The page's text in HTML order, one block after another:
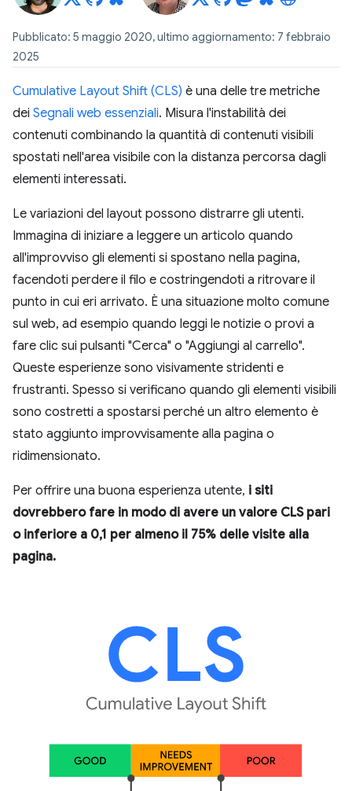
Pubblicato: 5 maggio 2020, ultimo aggiornamento: 7 febbraio
2025
Cumulative Layout Shift (CLS) è una delle tre metriche
dei Segnali web essenziali. Misura l'instabilità dei
contenuti combinando la quantità di contenuti visibili
spostati nell'area visibile con la distanza percorsa dagli
elementi interessati.
Le variazioni del layout possono distrarre gli utenti.
Immagina di iniziare a leggere un articolo quando
all'improvviso gli elementi si spostano nella pagina,
facendoti perdere il filo e costringendoti a ritrovare il
punto in cui eri arrivato. È una situazione molto comune
sul web, ad esempio quando leggi le notizie o provi a
fare clic sui pulsanti "Cerca" o "Aggiungi al carrello".
Queste esperienze sono visivamente stridenti e
frustranti. Spesso si verificano quando gli elementi visibili
sono costretti a spostarsi perché un altro elemento è
stato aggiunto improvvisamente alla pagina o
ridimensionato.
Per offrire una buona esperienza utente, i siti
dovrebbero fare in modo di avere un valore CLS pari
o inferiore a 0,1 per almeno il 75% delle visite alla
pagina.